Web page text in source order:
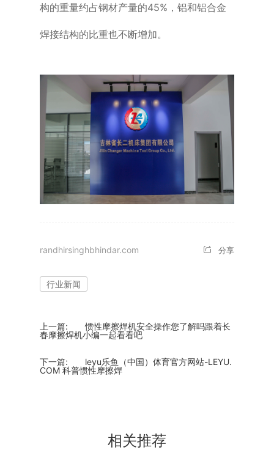
构的重量约占钢材产量的45%，铝和铝合金
焊接结构的比重也不断增加。
randhirsinghbhindar.com 分享
行业新闻
上一篇:
惯性摩擦焊机安全操作您了解吗跟着长
春摩擦焊机小编一起看看吧
下一篇:
leyu乐鱼（中国）体育官方网站-LEYU.
COM 科普惯性摩擦焊
相关推荐